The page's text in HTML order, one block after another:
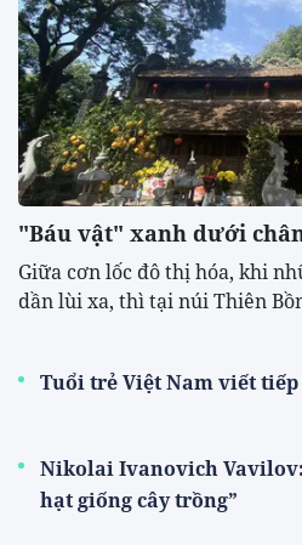
"Báu vật" xanh dưới
​Giữa cơn lốc đô thị hóa, khi
dần lùi xa, thì tại núi Thiên
Tuổi trẻ Việt Nam viết
Nikolai Ivanovich Vavilov:
hạt giống cây trồng”